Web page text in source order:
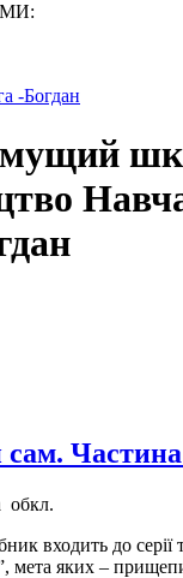
-Богдан
сам.
обкл.
входить до серії
мета яких –